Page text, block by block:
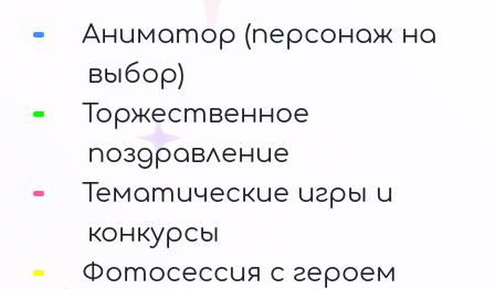
Аниматор (персонаж на
выбор)
Торжественное
поздравление
Тематические игры и
конкурсы
Фотосессия с героем